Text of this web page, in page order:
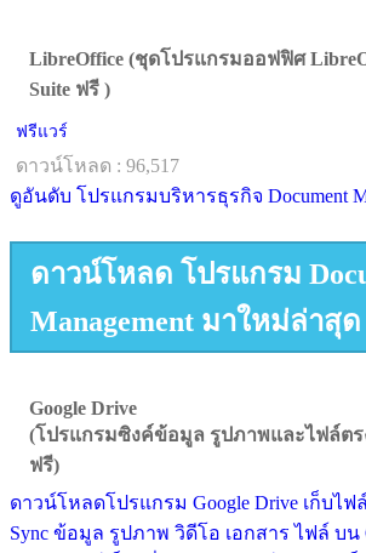
LibreOffice (ชุดโปรแกรมออฟฟิศ
Suite ฟรี )
ฟรีแวร์
ดาวน์โหลด : 96,517
ดูอันดับ โปรแกรมบริหารธุรกิจ Document
ดาวน์โหลด โปรแกรม
Management มาใหม่ล่าสุด
Google Drive
(โปรแกรมซิงค์ข้อมูล รูปภาพและไฟล์ตร
ฟรี)
ดาวน์โหลดโปรแกรม Google Drive เก็บไฟ
Sync ข้อมูล รูปภาพ วิดีโอ เอกสาร ไฟล์ บน